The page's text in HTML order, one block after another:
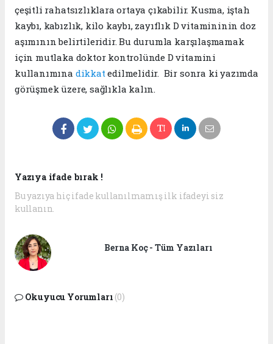
çeşitli rahatsızlıklara ortaya çıkabilir. Kusma, iştah
kaybı, kabızlık, kilo kaybı, zayıflık D vitamininin doz
aşımının belirtileridir. Bu durumla karşılaşmamak
için mutlaka doktor kontrolünde D vitamini
kullanımına dikkat edilmelidir. Bir sonra ki yazımda
görüşmek üzere, sağlıkla kalın.
Yazıya ifade bırak !
Bu yazıya hiç ifade kullanılmamış ilk ifadeyi siz
kullanın.
Berna Koç - Tüm Yazıları
Okuyucu Yorumları (0)